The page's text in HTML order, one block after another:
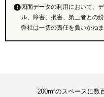
図面データの利用において、
ル、障害、損害、第三者との
弊社は一切の責任を負いかねま
200m²のスペースに数